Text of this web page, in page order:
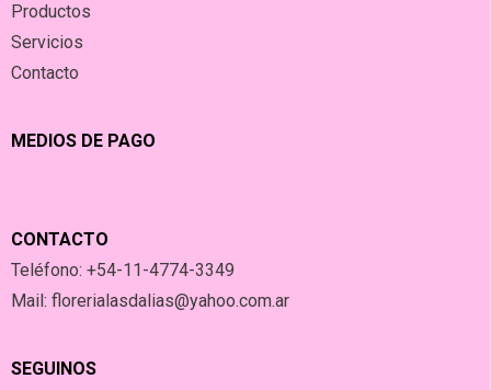
Productos
Servicios
Contacto
MEDIOS DE PAGO
CONTACTO
Teléfono: +54-11-4774-3349
Mail: florerialasdalias@yahoo.com.ar
SEGUINOS